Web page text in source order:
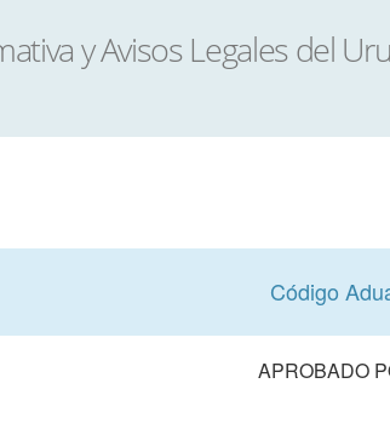
Código
APROBADO